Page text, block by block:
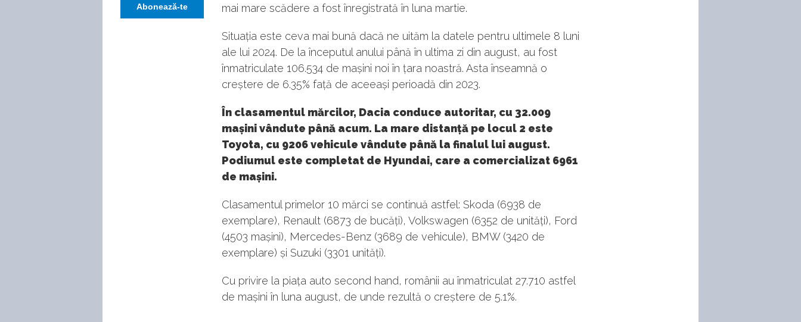
mai mare scădere a fost înregistrată în luna martie.
Situația este ceva mai bună dacă ne uităm la datele pentru ultimele 8 luni
ale lui 2024. De la începutul anului până în ultima zi din august, au fost
înmatriculate 106.534 de mașini noi în țara noastră. Asta înseamnă o
creștere de 6.35% față de aceeași perioadă din 2023.
În clasamentul mărcilor, Dacia conduce autoritar, cu 32.009
mașini vândute până acum. La mare distanță pe locul 2 este
Toyota, cu 9206 vehicule vândute până la finalul lui august.
Podiumul este completat de Hyundai, care a comercializat 6961
de mașini.
Clasamentul primelor 10 mărci se continuă astfel: Skoda (6938 de
exemplare), Renault (6873 de bucăți), Volkswagen (6352 de unități), Ford
(4503 mașini), Mercedes-Benz (3689 de vehicule), BMW (3420 de
exemplare) și Suzuki (3301 unități).
Cu privire la piața auto second hand, românii au înmatriculat 27.710 astfel
de mașini în luna august, de unde rezultă o creștere de 5.1%.